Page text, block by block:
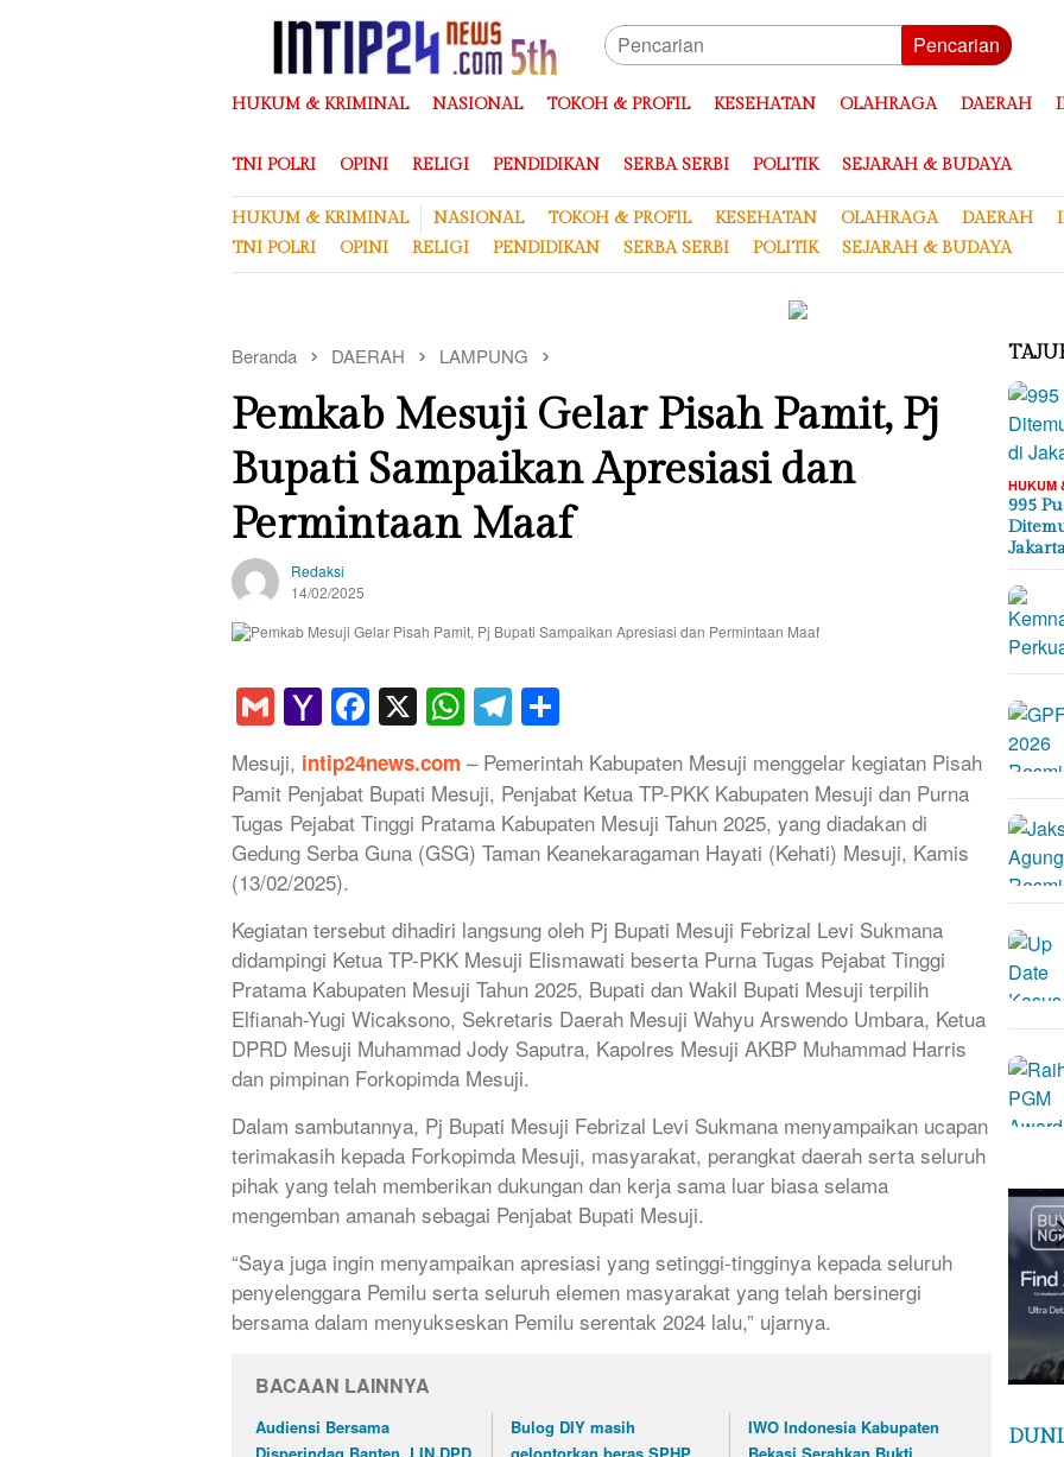
Pencarian
HUKUM & KRIMINAL NASIONAL TOKOH & PROFIL KESEHATAN OLAHRAGA DAERAH
TNI POLRI OPINI RELIGI PENDIDIKAN SERBA SERBI POLITIK SEJARAH & BUDAYA
HUKUM & KRIMINAL NASIONAL TOKOH & PROFIL KESEHATAN OLAHRAGA DAERAH
TNI POLRI
OPINI RELIGI PENDIDIKAN SERBA SERBI POLITIK SEJARAH & BUDAYA
Beranda DAERAH LAMPUNG
Pemkab Mesuji Gelar Pisah Pamit, Pj
Bupati Sampaikan Apresiasi dan
Permintaan Maaf
Redaksi
14/02/2025
GmailYahoo
Mail
Facebook
X WhatsApp
Telegram
Mesuji, intip24news.com – Pemerintah Kabupaten Mesuji menggelar kegiatan Pisah
Pamit Penjabat Bupati Mesuji, Penjabat Ketua TP-PKK Kabupaten Mesuji dan Purna
Tugas Pejabat Tinggi Pratama Kabupaten Mesuji Tahun 2025, yang diadakan di
Gedung Serba Guna (GSG) Taman Keanekaragaman Hayati (Kehati) Mesuji, Kamis
(13/02/2025).
Kegiatan tersebut dihadiri langsung oleh Pj Bupati Mesuji Febrizal Levi Sukmana
didampingi Ketua TP-PKK Mesuji Elismawati beserta Purna Tugas Pejabat Tinggi
Pratama Kabupaten Mesuji Tahun 2025, Bupati dan Wakil Bupati Mesuji terpilih
Elfianah-Yugi Wicaksono, Sekretaris Daerah Mesuji Wahyu Arswendo Umbara, Ketua
DPRD Mesuji Muhammad Jody Saputra, Kapolres Mesuji AKBP Muhammad Harris
dan pimpinan Forkopimda Mesuji.
Dalam sambutannya, Pj Bupati Mesuji Febrizal Levi Sukmana menyampaikan ucapan
terimakasih kepada Forkopimda Mesuji, masyarakat, perangkat daerah serta seluruh
pihak yang telah memberikan dukungan dan kerja sama luar biasa selama
mengemban amanah sebagai Penjabat Bupati Mesuji.
“Saya juga ingin menyampaikan apresiasi yang setinggi-tingginya kepada seluruh
penyelenggara Pemilu serta seluruh elemen masyarakat yang telah bersinergi
bersama dalam menyukseskan Pemilu serentak 2024 lalu,” ujarnya.
BACAAN LAINNYA
Audiensi Bersama
Disperindag Banten, LIN DPD
Bulog DIY masih
gelontorkan beras SPHP
IWO Indonesia Kabupaten
Bekasi Serahkan Bukti
HUKUM
995